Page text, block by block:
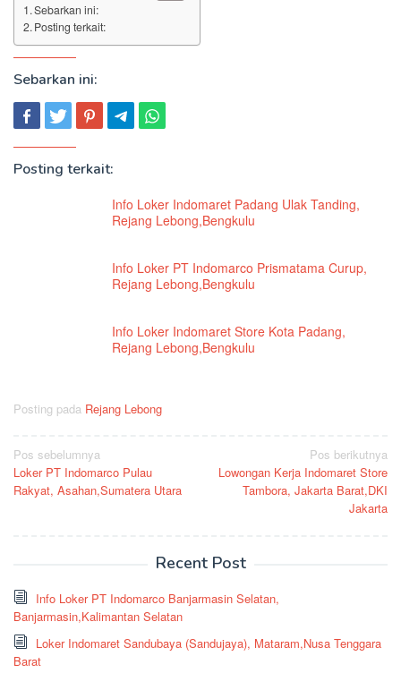
Sebarkan ini:
Posting terkait:
Sebarkan ini:
Posting terkait:
Info Loker Indomaret Padang Ulak Tanding,
Rejang Lebong,Bengkulu
Info Loker PT Indomarco Prismatama Curup,
Rejang Lebong,Bengkulu
Info Loker Indomaret Store Kota Padang,
Rejang Lebong,Bengkulu
Posting pada Rejang Lebong
Navigasi
pos
Pos sebelumnya
Loker PT Indomarco Pulau
Rakyat, Asahan,Sumatera Utara
Pos berikutnya
Lowongan Kerja Indomaret Store
Tambora, Jakarta Barat,DKI
Jakarta
Recent Post
Info Loker PT Indomarco Banjarmasin Selatan,
Banjarmasin,Kalimantan Selatan
Loker Indomaret Sandubaya (Sandujaya), Mataram,Nusa Tenggara
Barat